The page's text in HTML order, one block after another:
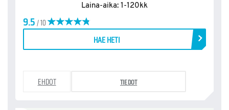
Laina-aika: 1-120kk
9.5/ 10
EHDOT TIEDOT
HAE HETI